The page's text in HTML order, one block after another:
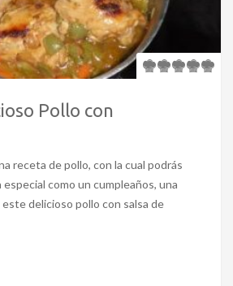
Pollo con
receta de pollo, con la cual podrás
como un cumpleaños, una
delicioso pollo con salsa de